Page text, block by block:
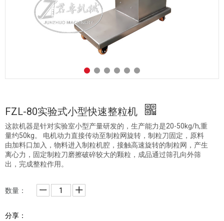
FZL-80实验式小型快速整粒机
这款机器是针对实验室小型产量研发的，生产能力是20-50kg/h,重
量约50kg。 电机动力直接传动至制粒网旋转，制粒刀固定，原料
由加料口加入，物料进入制粒机腔，接触高速旋转的制粒网，产生
离心力，固定制粒刀磨擦破碎较大的颗粒，成品通过筛孔向外筛
出，完成整粒作用。
数量：
分享：